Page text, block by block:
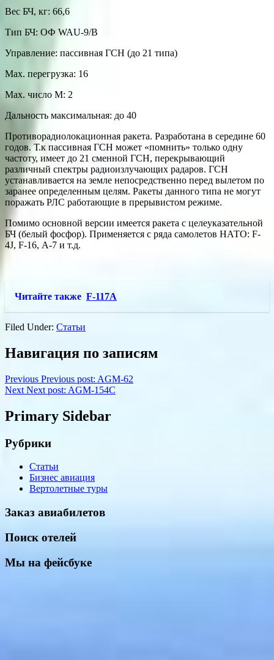
Вес БЧ, кг: 66,6
Тип БЧ: ОФ WAU-9/B
Управление: пассивная ГСН (до 21 типа)
Мах. перегрузка: 16
Мах. число М: 2
Дальность максимальная: до 40
Противорадиолокационная ракета. Разработана в середине 60
годов. Т.к пассивная ГСН может «помнить» только одну
частоту, имеет до 21 сменной ГСН, перекрывающий
различный спектры радиоизлучающих радаров. ГСН
устанавливается на земле непосредственно перед вылетом по
заранее определенным целям. Ракеты данного типа не могут
поражать РЛС работающие в прерывистом режиме.
Помимо основной версии имеется ракета с целеуказательной
БЧ (белый фосфор). Применяется с ряда самолетов НАТО: F-
4J, F-16, А-7 и т.д.
Читайте также F-117A
Filed Under: Статьи
Навигация по записям
Previous Previous post: AGM-62
Next Next post: AGM-154С
Primary Sidebar
Рубрики
Статьи
Бизнес авиация
Вертолетные туры
Заказ авиабилетов
Поиск отелей
Мы на фейсбуке